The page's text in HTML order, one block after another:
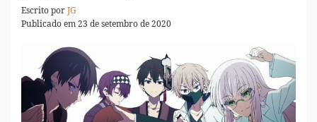
Escrito porJG
Publicado em 23 de setembro de 2020